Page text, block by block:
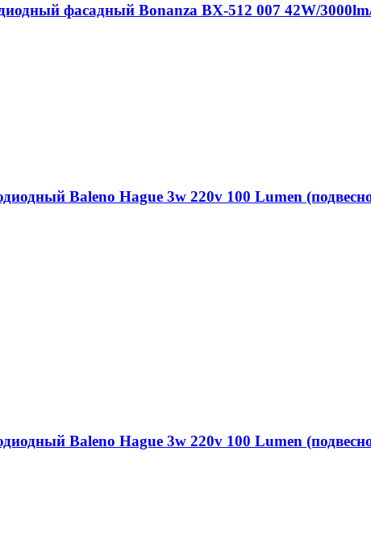
фасадный Bonanza BX-512 007 42W/
Baleno Hague 3w 220v 100 Lumen
Baleno Hague 3w 220v 100 Lumen